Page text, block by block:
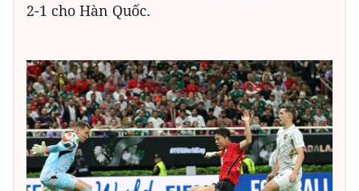
2-1 cho Hàn Quốc.